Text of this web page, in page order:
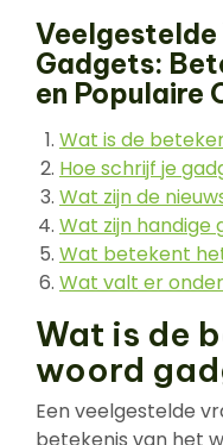
Veelgestelde
Gadgets:
en Populaire
Wat is de
Hoe schrijf je
Wat zijn de
Wat zijn handige
Wat betekent
Wat valt er
Wat is de
woord
Een veelgestelde